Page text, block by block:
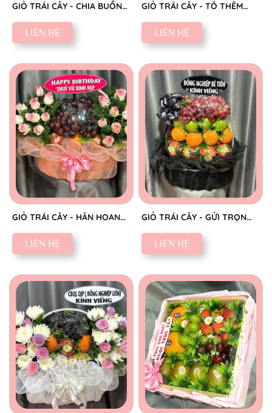
GIỎ TRÁI CÂY - CHIA BUỒN
CHÂN THÀNH
LIÊN HỆ
GIỎ TRÁI CÂY - TÔ THÊM
SẮC NGỌT
LIÊN HỆ
GIỎ TRÁI CÂY - HÂN HOAN
CHÚC MỪNG
LIÊN HỆ
GIỎ TRÁI CÂY - GỬI TRỌN
THÀNH KÍNH
LIÊN HỆ